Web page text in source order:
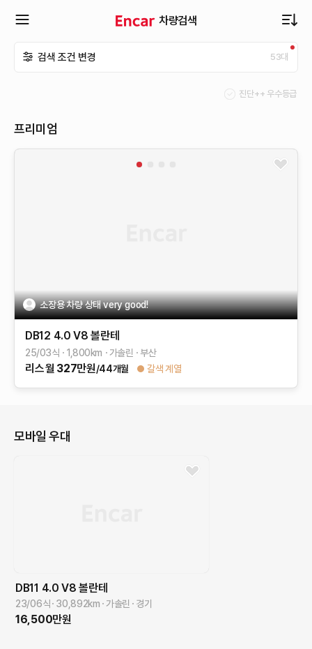
차량검색
뉴
검색 조건 변경 53대
진단++ 우수등급
프리미엄
소장용 차량 상태 very good!
DB12 4.0 V8 볼란테
25/03식 1,800km 가솔린 부산
리스월 327만원/44개월 갈색 계열
모바일 우대
DB11 4.0 V8 볼란테
23/06식 30,892km 가솔린 경기
16,500만원